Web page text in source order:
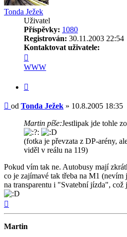
Tonda Ježek
Uživatel
Příspěvky: 1080
Registrován: 30.11.2003 22:54
Kontaktovat uživatele:
uživatele
Tonda
WWW
Příspěvek
od Tonda Ježek » 10.8.2005 18:35
Martin píše:Jestlipak jde tohle
(fotka je převzata z DP-arény,
viděl v reálu na 119)
Pokud vím tak ne. Autobusy mají
co je zajímavé tak třeba na M1 (nevím
na transparentu i "Svatební jízda",
Martin